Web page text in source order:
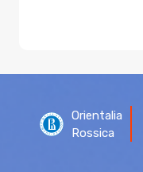
Orientalia
Rossica